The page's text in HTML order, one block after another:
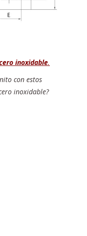
inoxidable.
con estos
inoxidable?